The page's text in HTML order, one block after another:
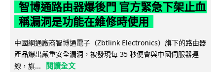
智博通路由器爆後門 官方緊急下架止血
稱漏洞是功能在維修時使用
中國網通廠商智博通電子（Zbtlink Electronics）旗下的路由器
產品爆出嚴重安全漏洞，被發現每 35 秒便會與中國伺服器連
線，旗...
閱讀全文